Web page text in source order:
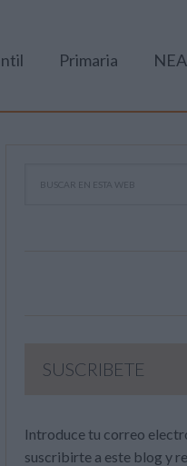
Primaria
SUSCRIBETE
Introduce tu correo
suscribirte a este blog y